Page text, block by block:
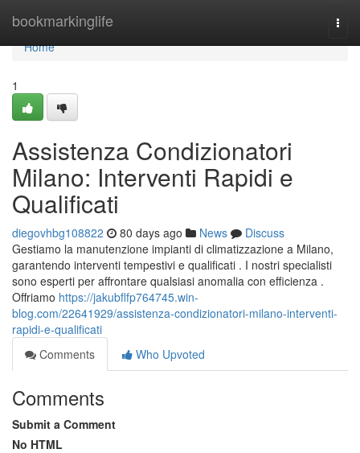
bookmarkinglife
Home
Home
1
Assistenza Condizionatori
Milano: Interventi Rapidi e
Qualificati
diegovhbg108822 80 days ago News
Discuss
Gestiamo la manutenzione impianti di climatizzazione a Milano,
garantendo interventi tempestivi e qualificati . I nostri specialisti
sono esperti per affrontare qualsiasi anomalia con efficienza .
Offriamo https://jakubflfp764745.win-
blog.com/22641929/assistenza-condizionatori-milano-interventi-
rapidi-e-qualificati
Comments
Who Upvoted
Comments
Submit a Comment
No HTML